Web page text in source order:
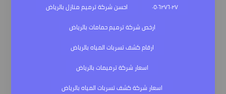
٠٥٠٦٢٧٦٠٢٧
احسن شركة ترميم منازل بالرياض
ارخص شركة ترميم حمامات بالرياض
ارقام كشف تسربات المياه بالرياض
اسعار شركة ترميمات بالرياض
اسعار شركة كشف تسربات المياه بالرياض